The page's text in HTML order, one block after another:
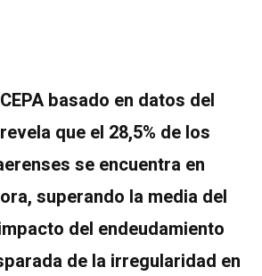
basado en datos del
que el 28,5% de los
se encuentra en
superando la media del
del endeudamiento
de la irregularidad en